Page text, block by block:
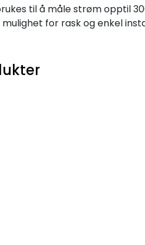
til å måle strøm opptil
for rask og enkel